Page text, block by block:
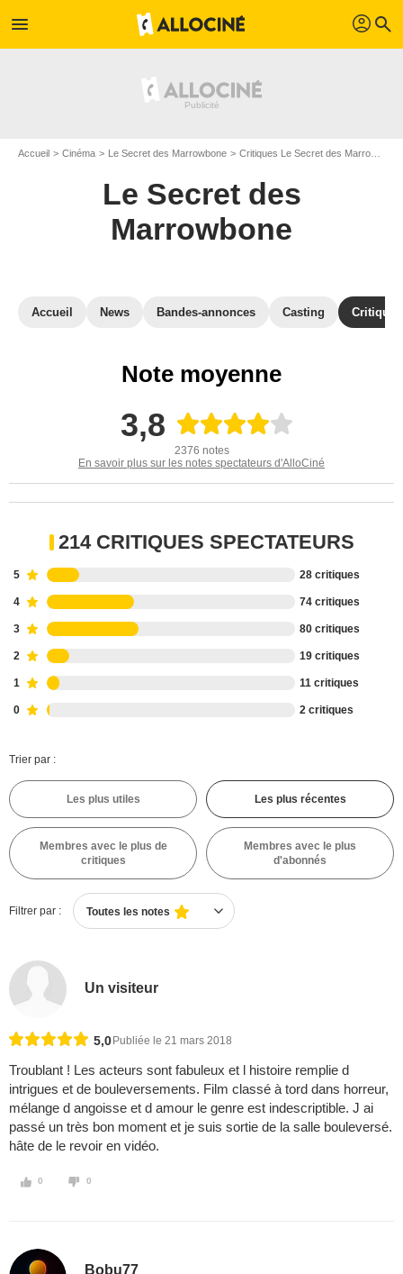
menu profil search
Accueil Cinéma Le Secret des Marrowbone Critiques Le Secret des Marrowbone
Le Secret des
Marrowbone
Accueil News Bandes-annonces Casting
Note moyenne
3,8
2376 notes
En savoir plus sur les notes spectateurs d'AlloCiné
214 CRITIQUES SPECTATEURS
5 28 critiques
4 74 critiques
3 80 critiques
2 19 critiques
1 11 critiques
0 2 critiques
Trier par :
Les plus utiles Les plus récentes
Membres avec le plus de
critiques
Membres avec le plus
d'abonnés
Filtrer par : Toutes les notes
Un visiteur
5,0 Publiée le 21 mars 2018
Troublant ! Les acteurs sont fabuleux et l histoire remplie d
intrigues et de bouleversements. Film classé à tord dans horreur,
mélange d angoisse et d amour le genre est indescriptible. J ai
passé un très bon moment et je suis sortie de la salle bouleversé.
hâte de le revoir en vidéo.
0 0
Bobu77